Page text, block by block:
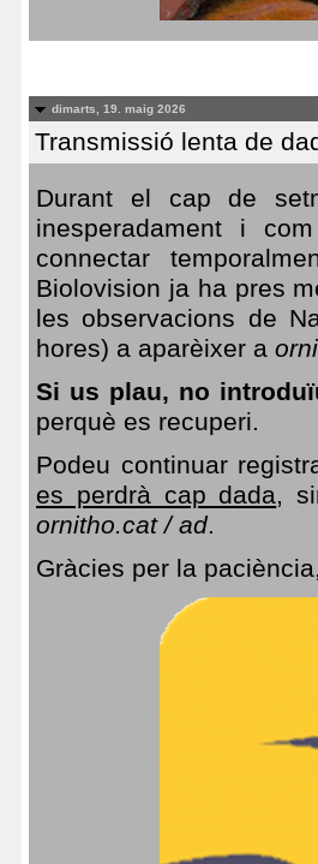
dimarts, 19. maig 2026
Transmissió lenta de
Durant el cap de
inesperadament i
connectar
Biolovision ja ha pres
les observacions de
hores) a aparèixer a
Si us plau, no
perquè es recuperi.
Podeu continuar
es perdrà cap dada,
ornitho.cat / ad.
Gràcies per la